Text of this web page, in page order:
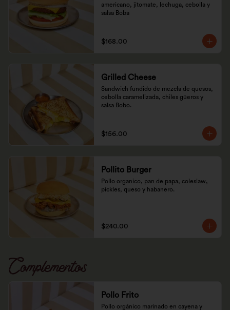
americano, jitomate, lechuga, cebolla y
salsa Boba
$168.00
Grilled Cheese
Sandwich fundido de mezcla de quesos,
cebolla caramelizada, chiles güeros y
salsa Bobo.
$156.00
Pollito Burger
Pollo organico, pan de papa, coleslaw,
pickles, queso y habanero.
$240.00
Complementos
Pollo Frito
Pollo orgánico marinado en cayena y